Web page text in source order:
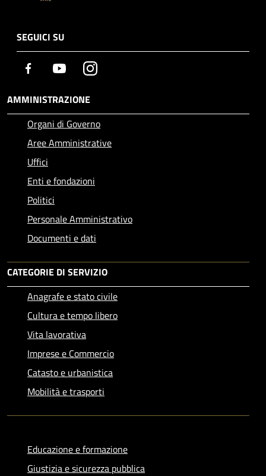
SEGUICI SU
Facebook YoutubeInstagram
AMMINISTRAZIONE
Organi di Governo
Aree Amministrative
Uffici
Enti e fondazioni
Politici
Personale Amministrativo
Documenti e dati
CATEGORIE DI SERVIZIO
Anagrafe e stato civile
Cultura e tempo libero
Vita lavorativa
Imprese e Commercio
Catasto e urbanistica
Mobilità e trasporti
Educazione e formazione
Giustizia e sicurezza pubblica